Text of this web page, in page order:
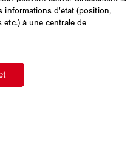
informations d'état (position,
etc.) à une centrale de